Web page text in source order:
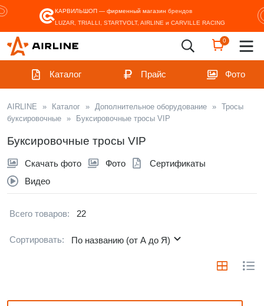
КАРВИЛЬШОП — фирменный магазин брендов
LUZAR, TRIALLI, STARTVOLT, AIRLINE и CARVILLE RACING
0
Каталог Прайс Фото
AIRLINE » Каталог » Дополнительное оборудование » Тросы
буксировочные » Буксировочные тросы VIP
Буксировочные тросы VIP
Скачать фото Фото
Сертификаты
Видео
Всего товаров: 22
Сортировать: По названию (от А до Я)